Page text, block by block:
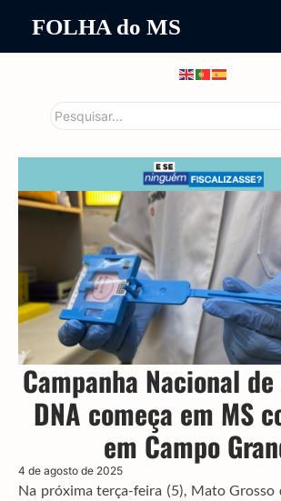
FOLHA do MS
Campanha Nacional
DNA começa em MS
em Campo
4 de agosto de 2025
Na próxima terça-feira (5), Mato Grosso